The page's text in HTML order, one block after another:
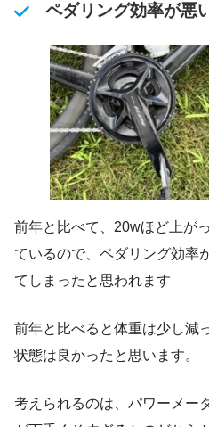
ペダリング効率が悪
前年と比べて、20wほど上が
ているので、ペダリング効率
てしまったと思われます
前年と比べると体重は少し減
状態は良かったと思います。
考えられるのは、パワーメー